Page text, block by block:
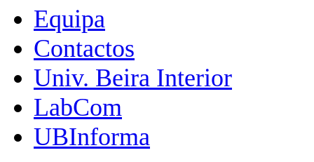
Equipa
Contactos
Univ. Beira Interior
LabCom
UBInforma